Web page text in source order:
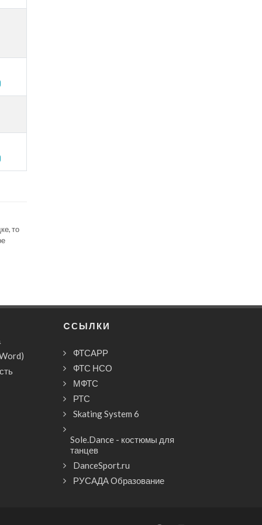
то
CСЫЛКИ
ФТСАРР
ФТС НСО
МФТС
РТС
Skating System 6
Sole.Dance - костюмы для
танцев
DanceSport.ru
РУСАДА Образование